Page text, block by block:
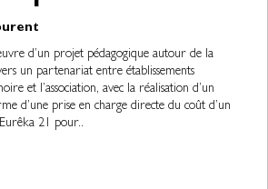
d’un projet pédagogique autour de la
un partenariat entre établissements
et l’association, avec la réalisation d’un
d’une prise en charge directe du coût d’un
21 pour..